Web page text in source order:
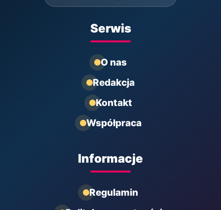
Serwis
O nas
Redakcja
Kontakt
Współpraca
Informacje
Regulamin